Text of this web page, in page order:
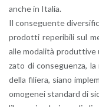
anche in Ita­lia.
Il con­se­guen­te
pro­dot­ti re­pe­ri­bi­li sul
alle mo­da­li­tà pro­dut­ti­ve
za­to di con­se­guen­za,
della fi­lie­ra, siano
omo­ge­nei stan­dard di